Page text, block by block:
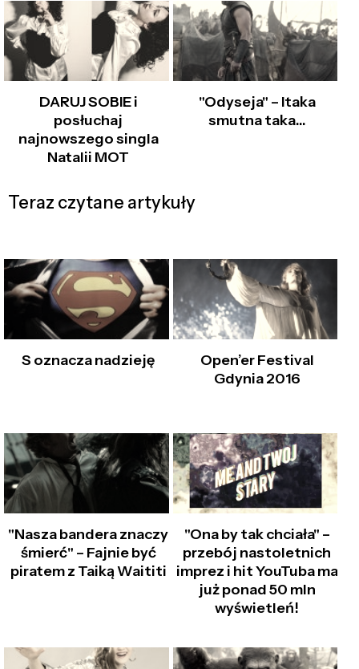
DARUJ SOBIE i
posłuchaj
najnowszego singla
Natalii MOT
"Odyseja" – Itaka
smutna taka…
Teraz czytane artykuły
S oznacza nadzieję
Open’er Festival
Gdynia 2016
"Nasza bandera znaczy
śmierć" – Fajnie być
piratem z Taiką Waititi
"Ona by tak chciała" –
przebój nastoletnich
imprez i hit YouTuba ma
już ponad 50 mln
wyświetleń!